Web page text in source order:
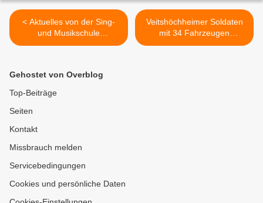
< Aktuelles von der Sing-
und Musikschule
Veitshöchheim: Neues
Veitshöchheimer Soldaten
mit 34 Fahrzeugen
unterwegs zur Übung
Gehostet von Overblog
Top-Beiträge
Seiten
Kontakt
Missbrauch melden
Servicebedingungen
Cookies und persönliche Daten